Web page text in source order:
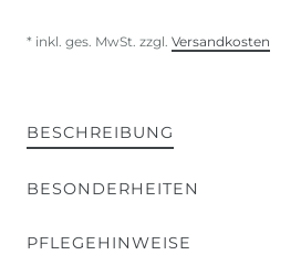
* inkl. ges. MwSt. zzgl. Versandkosten
BESCHREIBUNG
BESONDERHEITEN
PFLEGEHINWEISE